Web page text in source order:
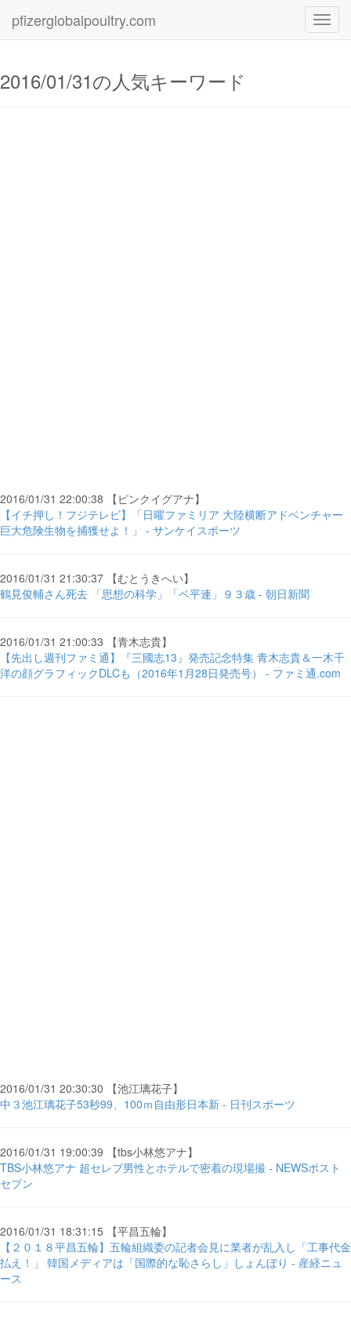
pfizerglobalpoultry.com
2016/01/31の人気キーワード
2016/01/31 22:00:38 【ピンクイグアナ】
【イチ押し！フジテレビ】「日曜ファミリア 大陸横断アドベンチャー
巨大危険生物を捕獲せよ！」 - サンケイスポーツ
2016/01/31 21:30:37 【むとうきへい】
鶴見俊輔さん死去 「思想の科学」「ベ平連」９３歳 - 朝日新聞
2016/01/31 21:00:33 【青木志貴】
【先出し週刊ファミ通】『三國志13』発売記念特集 青木志貴＆一木千
洋の顔グラフィックDLCも（2016年1月28日発売号） - ファミ通.com
2016/01/31 20:30:30 【池江璃花子】
中３池江璃花子53秒99、100ｍ自由形日本新 - 日刊スポーツ
2016/01/31 19:00:39 【tbs小林悠アナ】
TBS小林悠アナ 超セレブ男性とホテルで密着の現場撮 - NEWSポスト
セブン
2016/01/31 18:31:15 【平昌五輪】
【２０１８平昌五輪】五輪組織委の記者会見に業者が乱入し「工事代金
払え！」 韓国メディアは「国際的な恥さらし」しょんぼり - 産経ニュ
ース